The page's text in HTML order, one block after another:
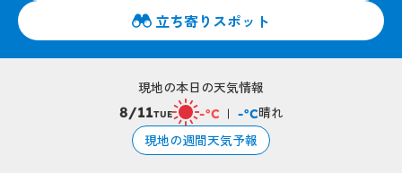
立ち寄りスポット
現地の本日の天気情報
8/11TUE -°C -°C晴れ
現地の週間天気予報